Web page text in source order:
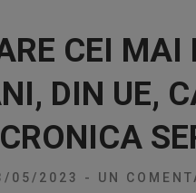
CEI MAI
DIN UE,
05/2023 - UN